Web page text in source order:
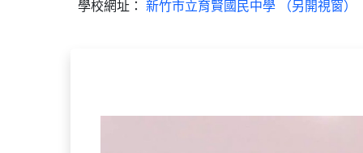
學校網址： 新竹市立育賢國民中學 （另開視窗）